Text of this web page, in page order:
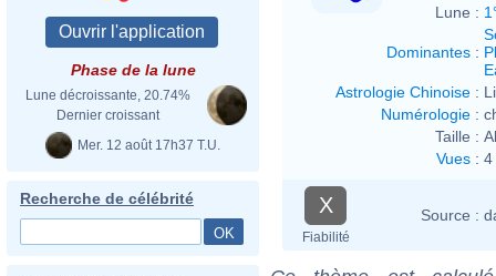
Phase de la lune
Lune décroissante, 20.74%
Dernier croissant
Mer. 12 août 17h37 T.U.
Recherche de célébrité
Lune :
Dominantes :
Astrologie Chinoise :
Numérologie :
Taille :
Vues : 4
X
Fiabilité
Source :